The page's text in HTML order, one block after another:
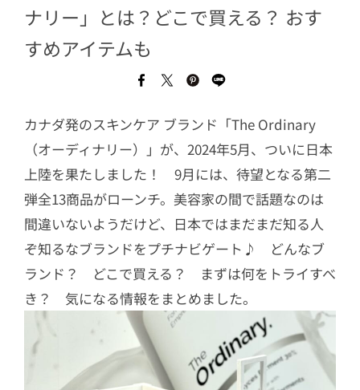
ナリー」とは？どこで買える？ おす
すめアイテムも
カナダ発のスキンケア ブランド「The Ordinary
（オーディナリー）」が、2024年5月、ついに日本
上陸を果たしました！ 9月には、待望となる第二
弾全13商品がローンチ。美容家の間で話題なのは
間違いないようだけど、日本ではまだまだ知る人
ぞ知るなブランドをプチナビゲート♪ どんなブ
ランド？ どこで買える？ まずは何をトライすべ
き？ 気になる情報をまとめました。